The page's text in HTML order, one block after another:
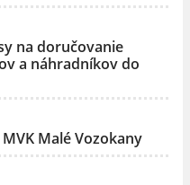
na doručovanie
a náhradníkov do
Malé Vozokany